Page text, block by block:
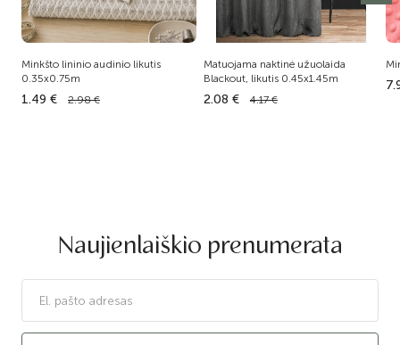
Minkšto lininio audinio likutis
0.35x0.75m
1.49 € 2.98 €
Matuojama naktinė užuolaida
Blackout, likutis 0.45x1.45m
2.08 € 4.17 €
Naujienlaiškio prenumerata